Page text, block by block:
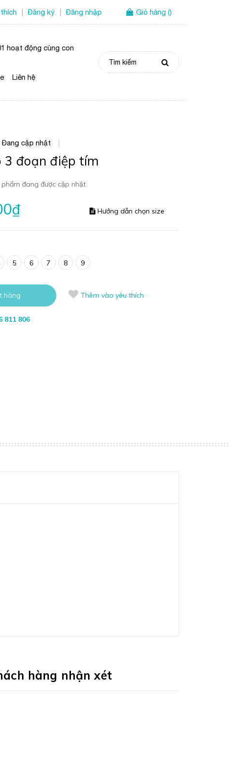
Đăng ký Đăng nhập Giỏ hàng ()
hoạt động cùng con
Liên hệ
Đang cập nhật
3 đoạn điệp tím
đang được cập nhật
Hướng dẫn chọn size
5 6 7 8 9
hàng Thêm vào yêu thích
811 806
hàng nhận xét